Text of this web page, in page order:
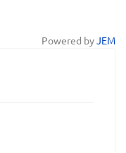
Powered byJEM